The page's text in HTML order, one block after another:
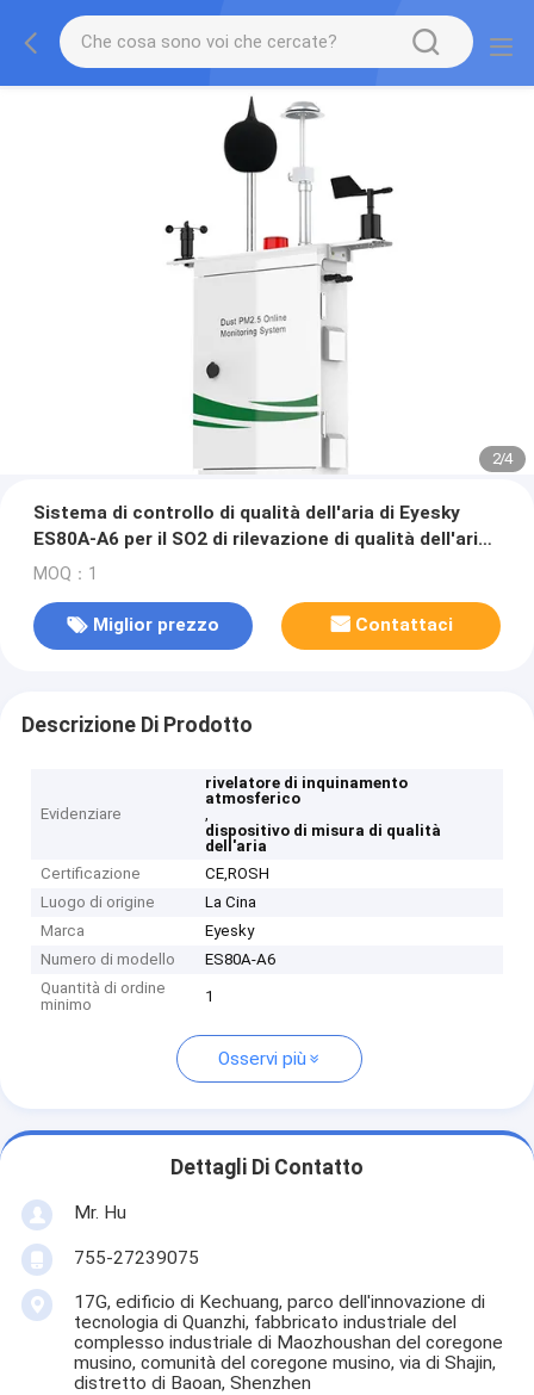
2/4
Sistema di controllo di qualità dell'aria di Eyesky
ES80A-A6 per il SO2 di rilevazione di qualità dell'aria,
NO2, CO, O3, COV, PM2.5&10, speed&direction del
MOQ：1
Miglior prezzo Contattaci
Descrizione Di Prodotto
Evidenziare
rivelatore di inquinamento
atmosferico
,
dispositivo di misura di qualità
dell'aria
Certificazione
CE,ROSH
Luogo di origine
La Cina
Marca
Eyesky
Numero di modello
ES80A-A6
Quantità di ordine
minimo
1
Osservi più
Dettagli Di Contatto
Mr. Hu
755-27239075
17G, edificio di Kechuang, parco dell'innovazione di
tecnologia di Quanzhi, fabbricato industriale del
complesso industriale di Maozhoushan del coregone
musino, comunità del coregone musino, via di Shajin,
distretto di Baoan, Shenzhen